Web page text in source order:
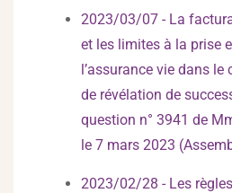
2023/03/07 - La
et les limites à la prise
l’assurance vie dans
de révélation de
question n° 3941 de
le 7 mars 2023
2023/02/28 - Les